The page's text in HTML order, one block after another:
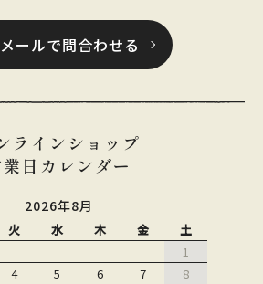
メールで問合わせる
ラインショップ
日カレンダー
2026年8月
火 水 木 金
土
1
4 5 6 7
8